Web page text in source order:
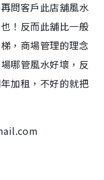
問客戶此店舖風水
！反而此舖比一般
，商場管理的理念
哪管風水好壞，反
加租，不好的就把